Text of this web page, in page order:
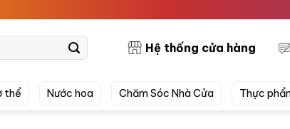
Hệ thống cửa hàng
thể Nước hoa Chăm Sóc Nhà Cửa Thực